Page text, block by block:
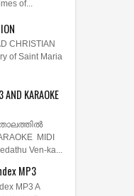
LYRICS
| S P
|
of...
CHRISTIAN
of Saint Maria
KARAOKE
MIDI
Ven-ka...
MP3
MP3 A